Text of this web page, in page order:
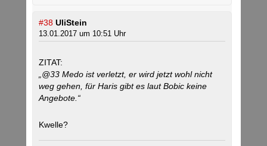
#38 UliStein
13.01.2017 um 10:51 Uhr
ZITAT:
„@33 Medo ist verletzt, er wird jetzt wohl nicht
weg gehen, für Haris gibt es laut Bobic keine
Angebote.“
Kwelle?